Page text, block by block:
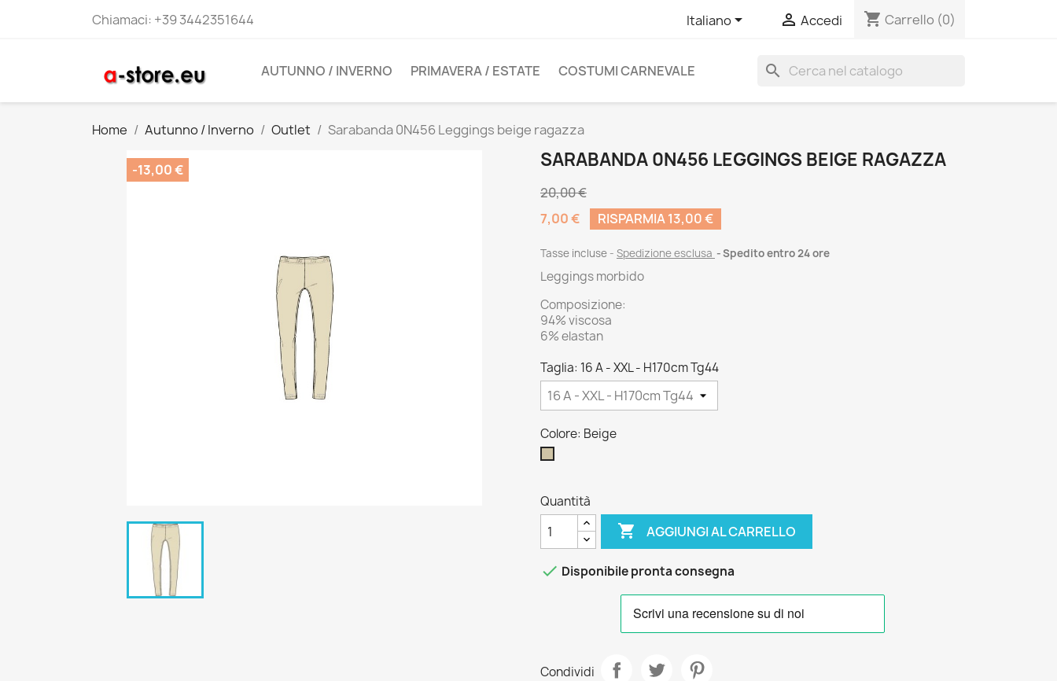
Chiamaci: +39 3442351644 Italiano  Accedi shopping_cart Carrello (0)
AUTUNNO / INVERNO PRIMAVERA / ESTATE COSTUMI CARNEVALE search
Home Autunno / Inverno Outlet Sarabanda 0N456 Leggings beige ragazza
-13,00 € SARABANDA 0N456 LEGGINGS BEIGE RAGAZZA
20,00 €
7,00 €
RISPARMIA 13,00 €
Tasse incluse Spedizione esclusa Spedito entro 24 ore
Leggings morbido
Composizione:
94% viscosa
6% elastan
Taglia: 16 A - XXL - H170cm Tg44
Colore: Beige
Quantità
 AGGIUNGI AL CARRELLO
 Disponibile pronta consegna
Condividi